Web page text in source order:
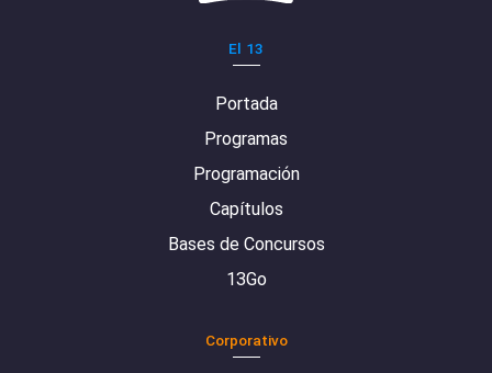
El 13
Portada
Programas
Programación
Capítulos
Bases de Concursos
13Go
Corporativo